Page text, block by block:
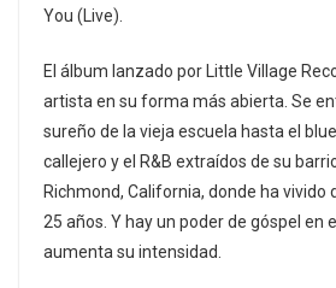
You (Live).
El álbum lanzado por Little Village
artista en su forma más abierta. Se
sureño de la vieja escuela hasta el
callejero y el R&B extraídos de su
Richmond, California, donde ha vivido
25 años. Y hay un poder de góspel en
aumenta su intensidad.